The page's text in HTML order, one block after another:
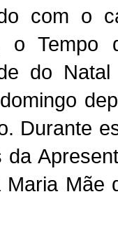
com o
o
do
Durante
da
Maria Mãe